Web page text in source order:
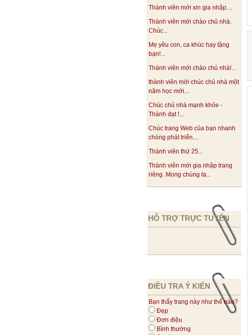
Thành viên mới xin gia nhập....
Thành viên mới chào chủ nhà.
Chúc...
Mẹ yêu con, ca khúc hay tặng
bạn!...
Thành viên mới chào chủ nhà!...
thành viên mới chúc chủ nhà một
năm học mới...
Chúc chủ nhà mạnh khỏe -
Thành đạt !...
Chúc trang Web của bạn nhanh
chóng phát triển....
Thành viên thứ 25...
Thành viên mới gia nhập trang
riêng .Mong chúng ta...
HỖ TRỢ TRỰC TUYẾN
ĐIỀU TRA Ý KIẾN
Bạn thấy trang này như thế nào?
Đẹp
Đơn điệu
Bình thường